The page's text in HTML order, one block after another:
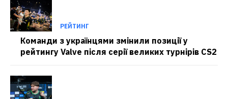
РЕЙТИНГ
Команди з українцями змінили позиції у
рейтингу Valve після серії великих турнірів CS2